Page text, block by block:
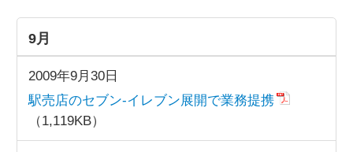
9月
2009年9月30日
駅売店のセブン-イレブン展開で業務提携
（1,119KB）